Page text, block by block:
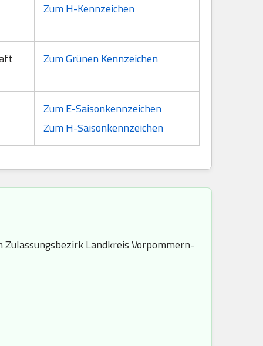
Zum H-Kennzeichen
Zum Grünen Kennzeichen
Zum E-Saisonkennzeichen
Zum H-Saisonkennzeichen
Zulassungsbezirk Landkreis Vorpommern-